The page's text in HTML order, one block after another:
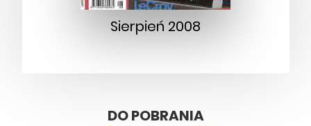
Sierpień 2008
DO POBRANIA